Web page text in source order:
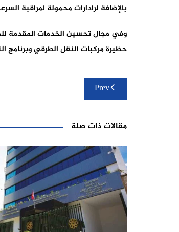
بالإضافة لرادارات محمولة لمراقبة
وفي مجال تحسين الخدمات المقدمة
حظيرة مركبات النقل الطرقي وبرنامج
تصفّح
المقالات
Prev
مقالات ذات صلة